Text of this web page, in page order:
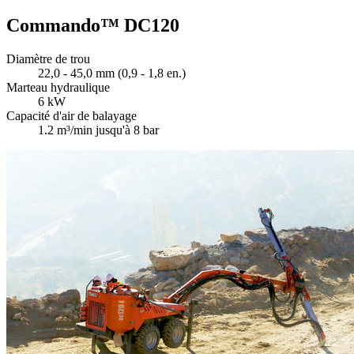
Commando™ DC120
Diamètre de trou
22,0 - 45,0 mm (0,9 - 1,8 en.)
Marteau hydraulique
6 kW
Capacité d'air de balayage
1.2 m³/min jusqu'à 8 bar